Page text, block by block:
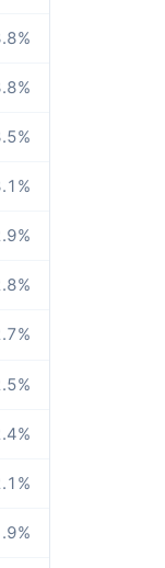
%
%
%
%
%
%
%
%
%
%
%